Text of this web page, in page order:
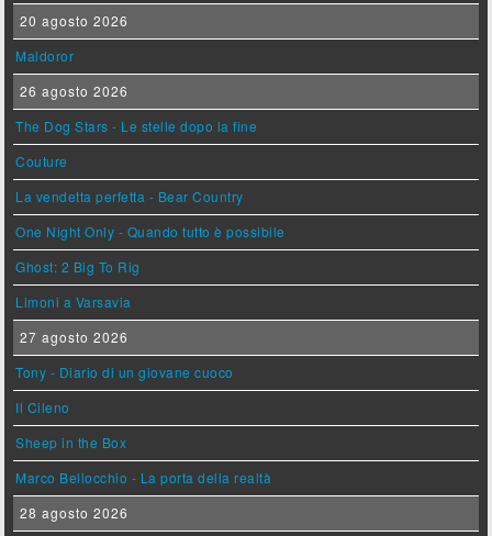
20 agosto 2026
Maldoror
26 agosto 2026
The Dog Stars - Le stelle dopo la fine
Couture
La vendetta perfetta - Bear Country
One Night Only - Quando tutto è possibile
Ghost: 2 Big To Rig
Limoni a Varsavia
27 agosto 2026
Tony - Diario di un giovane cuoco
Il Cileno
Sheep in the Box
Marco Bellocchio - La porta della realtà
28 agosto 2026